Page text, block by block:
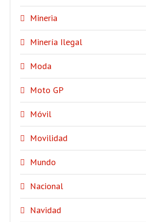
Mineria
Minería Ilegal
Moda
Moto GP
Móvil
Movilidad
Mundo
Nacional
Navidad